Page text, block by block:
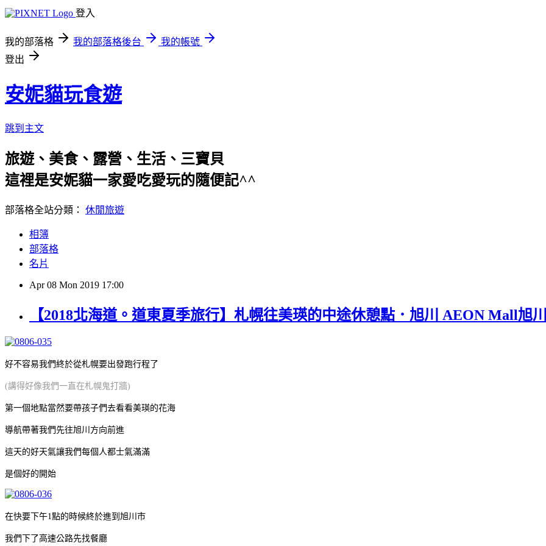
登入
我的部落格 我的部落格後台
我的帳號
登出
安妮貓玩食遊
跳到主文
旅遊、美食、露營、生活、三寶貝
這裡是安妮貓一家愛吃愛玩的隨便記^^
部落格全站分類： 休閒旅遊
相簿
部落格
名片
Apr 08 Mon 2019 17:00
【2018北海道。道東夏季旅行】札幌往美瑛的中途休憩點．旭川 AEON Mall旭
好不容易我們終於從札幌要出發跑行程了
(講得好像我們一直在札幌鬼打牆)
第一個地點當然要帶孩子們去看看美瑛的花海
導航帶著我們先往旭川方向前進
這天的好天氣讓我們每個人都士氣滿滿
是個好的開始
在快要下午1點的時候終於進到旭川市
我們下了高速公路先找餐廳